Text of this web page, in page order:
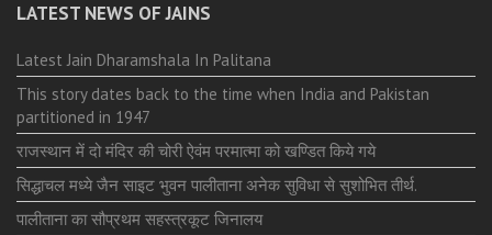
LATEST NEWS OF JAINS
Latest Jain Dharamshala In Palitana
This story dates back to the time when India and Pakistan
partitioned in 1947
राजस्थान में दो मंदिर की चोरी ऐवंम परमात्मा को खण्डित किये गये
सिद्धाचल मध्ये जैन साइट भुवन पालीताना अनेक सुविधा से सुशोभित तीर्थ.
पालीताना का सौप्रथम सहस्त्रकूट जिनालय